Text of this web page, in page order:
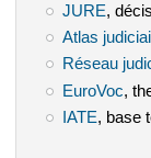
JURE (le
,
Atlas
Réseau
EuroVoc (le
,
IATE(le lien
, base